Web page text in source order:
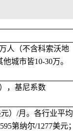
人（不含科索沃地
他城市皆10-30万。
），基尼系数
） /月。各行业平
第纳尔/1277美元